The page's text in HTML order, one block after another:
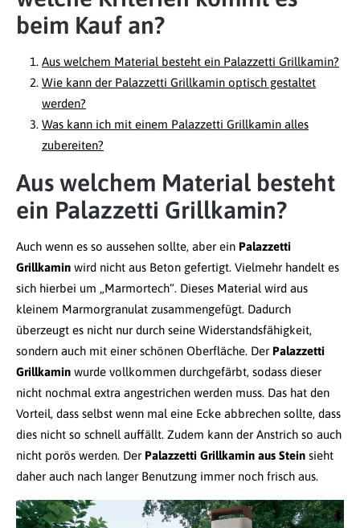
beim Kauf an?
Aus welchem Material besteht ein Palazzetti Grillkamin?
Wie kann der Palazzetti Grillkamin optisch gestaltet
werden?
Was kann ich mit einem Palazzetti Grillkamin alles
zubereiten?
Aus welchem Material besteht
ein Palazzetti Grillkamin?
Auch wenn es so aussehen sollte, aber ein Palazzetti
Grillkamin wird nicht aus Beton gefertigt. Vielmehr handelt es
sich hierbei um „Marmortech“. Dieses Material wird aus
kleinem Marmorgranulat zusammengefügt. Dadurch
überzeugt es nicht nur durch seine Widerstandsfähigkeit,
sondern auch mit einer schönen Oberfläche. Der Palazzetti
Grillkamin wurde vollkommen durchgefärbt, sodass dieser
nicht nochmal extra angestrichen werden muss. Das hat den
Vorteil, dass selbst wenn mal eine Ecke abbrechen sollte, dass
dies nicht so schnell auffällt. Zudem kann der Anstrich so auch
nicht porös werden. Der Palazzetti Grillkamin aus Stein sieht
daher auch nach langer Benutzung immer noch frisch aus.